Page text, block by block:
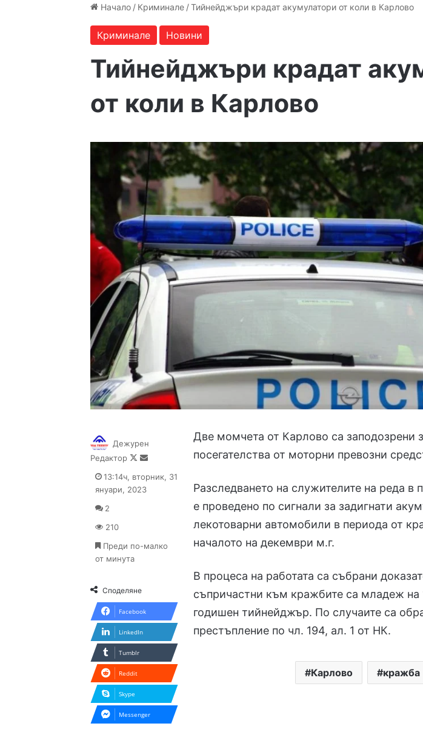
Начало / Криминале / Тийнейджъри крадат акумулатори от коли в Карлово
Криминале Новини
Тийнейджъри крадат
от коли в Карлово
Две момчета от Карлово са заподозрени
посегателства от моторни превозни
Разследването на служителите на реда в
е проведено по сигнали за задигнати
лекотоварни автомобили в периода от
началото на декември м.г.
В процеса на работата са събрани
съпричастни към кражбите са младеж на
годишен тийнейджър. По случаите са
престъпление по чл. 194, ал. 1 от НК.
Карлово кражба
Дежурен
Редактор
Follow
X
Send
email
13:14ч, вторник, 31
януари, 2023
2
210
Преди по-малко
от минута
Споделяне
Facebook
LinkedIn
Tumblr
Reddit
Skype
Messenger